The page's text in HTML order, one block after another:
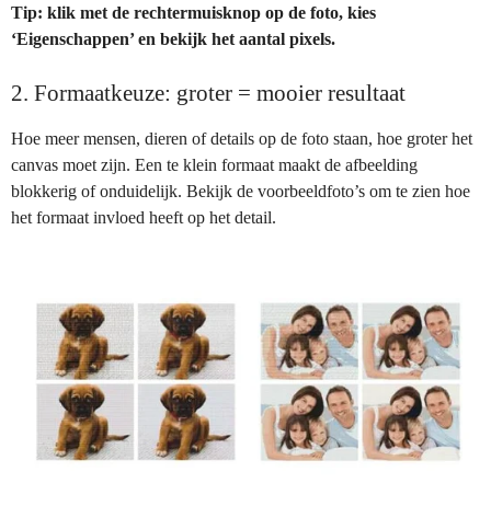
Tip: klik met de rechtermuisknop op de foto, kies
‘Eigenschappen’ en bekijk het aantal pixels.
2. Formaatkeuze: groter = mooier resultaat
Hoe meer mensen, dieren of details op de foto staan, hoe groter het
canvas moet zijn. Een te klein formaat maakt de afbeelding
blokkerig of onduidelijk. Bekijk de voorbeeldfoto’s om te zien hoe
het formaat invloed heeft op het detail.